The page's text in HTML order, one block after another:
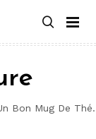
Bon Mug De Thé.